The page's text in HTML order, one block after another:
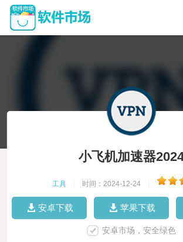
小飞机加速器
工具 时间：2024-12-24
安卓下载 苹果下载
安卓市场，安全绿色